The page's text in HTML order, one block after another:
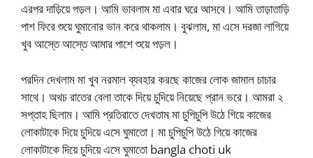
এরপর দাড়িয়ে পড়ল। আমি ভাবলাম মা এবার ঘরে আসবে। আমি তাড়াতাড়ি
পাশ ফিরে শুয়ে ঘুমানোর ভান করে থাকলাম। বুঝলাম, মা এসে দরজা লাগিয়ে
খুব আস্তে আস্তে আমার পাশে শুয়ে পড়ল।
পরদিন দেখলাম মা খুব নরমাল ব্যবহার করছে কাজের লোক জামাল চাচার
সাথে। অথচ রাতের বেলা তাকে দিয়ে চুদিয়ে নিয়েছে প্রান ভরে। আমরা ২
সপ্তাহ ছিলাম। আমি প্রতিরাতে দেখতাম মা চুপিচুপি উঠে গিয়ে কাজের
লোকাটাকে দিয়ে চুদিয়ে এসে ঘুমাতো। মা চুপিচুপি উঠে গিয়ে কাজের
লোকাটাকে দিয়ে চুদিয়ে এসে ঘুমাতো bangla choti uk